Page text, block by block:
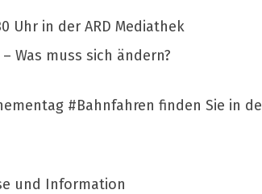
Uhr in der ARD Mediathek
Was muss sich ändern?
#Bahnfahren finden Sie in
und Information